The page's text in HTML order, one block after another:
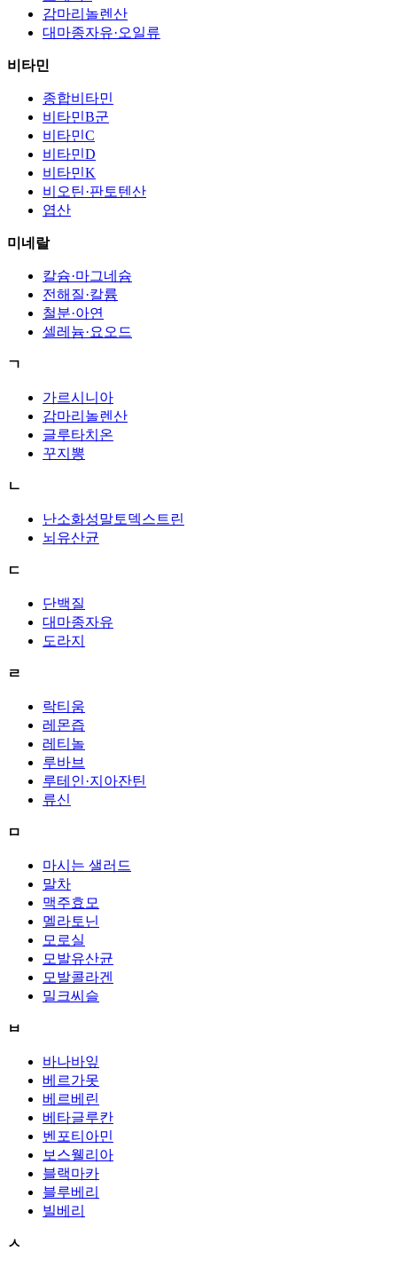
감마리놀렌산
대마종자유·오일류
비타민
종합비타민
비타민B군
비타민C
비타민D
비타민K
비오틴·판토텐산
엽산
미네랄
칼슘·마그네슘
전해질·칼륨
철분·아연
셀레늄·요오드
ㄱ
가르시니아
감마리놀렌산
글루타치온
꾸지뽕
ㄴ
난소화성말토덱스트린
뇌유산균
ㄷ
단백질
대마종자유
도라지
ㄹ
락티움
레몬즙
레티놀
루바브
루테인·지아잔틴
류신
ㅁ
마시는 샐러드
말차
맥주효모
멜라토닌
모로실
모발유산균
모발콜라겐
밀크씨슬
ㅂ
바나바잎
베르가못
베르베린
베타글루칸
벤포티아민
보스웰리아
블랙마카
블루베리
빌베리
ㅅ